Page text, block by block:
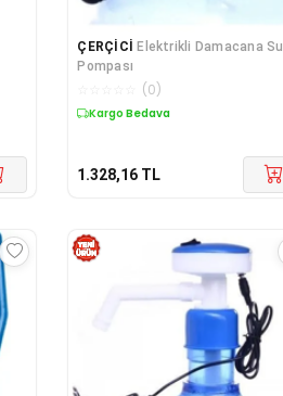
ÇERÇİCİ Elektrikli Damacana Su
Pompası
(0)
Kargo Bedava
1.328,16 TL